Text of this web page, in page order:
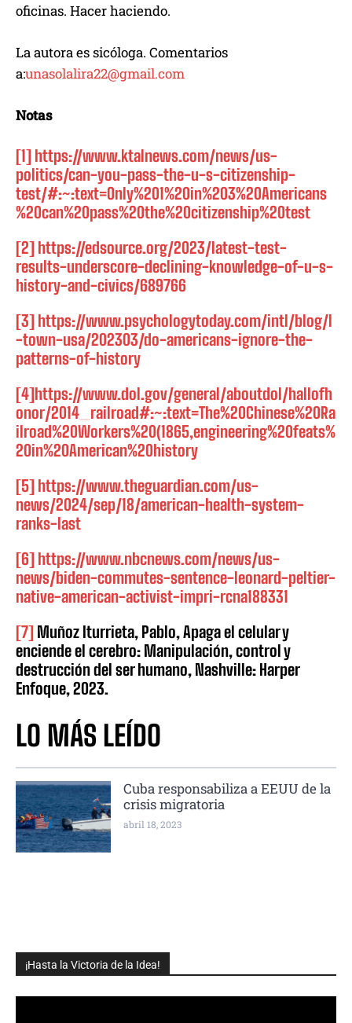
¡Hasta la Victoria de la Idea!
oficinas. Hacer haciendo.
La autora es sicóloga. Comentarios
a:unasolalira22@gmail.com
Notas
[1] https://www.ktalnews.com/news/us-
politics/can-you-pass-the-u-s-citizenship-
test/#:~:text=Only%201%20in%203%20Americans
%20can%20pass%20the%20citizenship%20test
[2] https://edsource.org/2023/latest-test-
results-underscore-declining-knowledge-of-u-s-
history-and-civics/689766
[3] https://www.psychologytoday.com/intl/blog/l
-town-usa/202303/do-americans-ignore-the-
patterns-of-history
[4] https://www.dol.gov/general/aboutdol/hallofh
onor/2014_railroad#:~:text=The%20Chinese%20Ra
ilroad%20Workers%20(1865,engineering%20feats%
20in%20American%20history
[5] https://www.theguardian.com/us-
news/2024/sep/18/american-health-system-
ranks-last
[6] https://www.nbcnews.com/news/us-
news/biden-commutes-sentence-leonard-peltier-
native-american-activist-impri-rcna188331
[7] Muñoz Iturrieta, Pablo, Apaga el celular y
enciende el cerebro: Manipulación, control y
destrucción del ser humano, Nashville: Harper
Enfoque, 2023.
LO MÁS LEÍDO
Cuba responsabiliza a EEUU de la
crisis migratoria
abril 18, 2023